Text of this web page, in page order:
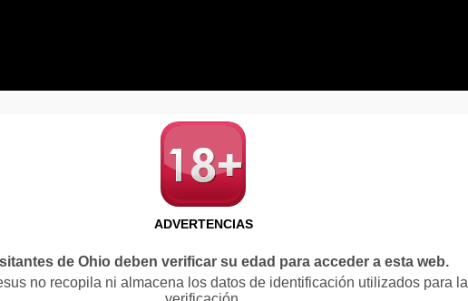
ADVERTENCIAS
de Ohio deben verificar su edad para acceder a esta web.
no recopila ni almacena los datos de identificación utilizados para la